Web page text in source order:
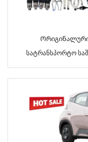
სატრანსპორტო
აქსესუარები